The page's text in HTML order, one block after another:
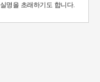
실명을 초래하기도 합니다.